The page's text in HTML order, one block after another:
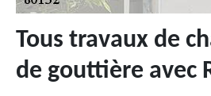
Tous travaux de
de gouttière avec